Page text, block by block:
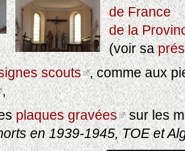
de France
de la
(voir sa
scouts , comme aux
,
plaques gravées sur les
en 1939-1945, TOE et